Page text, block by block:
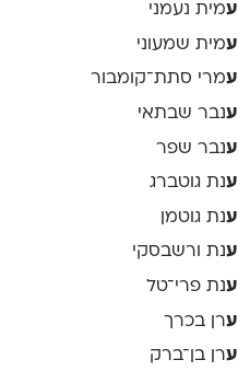
עמית נעמני
עמית שמעוני
עמרי סתת־קומבור
ענבר שבתאי
ענבר שפר
ענת גוטברג
ענת גוטמן
ענת ורשבסקי
ענת פרי־טל
ערן בכרך
ערן בן־ברק